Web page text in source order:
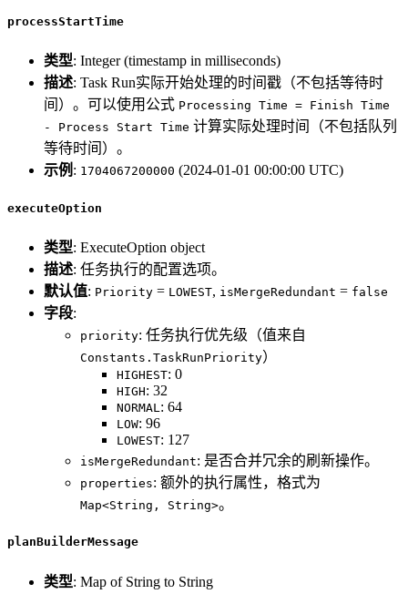
processStartTime
类型: Integer (timestamp in milliseconds)
描述: Task Run实际开始处理的时间戳（不包括等待时
间）。可以使用公式 Processing Time = Finish Time
- Process Start Time 计算实际处理时间（不包括队列
等待时间）。
示例 : 1704067200000 (2024-01-01 00:00:00 UTC)
executeOption
类型: ExecuteOption object
描述: 任务执行的配置选项。
默认值: Priority = LOWEST, isMergeRedundant = false
字段:
priority: 任务执行优先级（值来自
Constants.TaskRunPriority）
HIGHEST: 0
HIGH: 32
NORMAL : 64
LOW: 96
LOWEST: 127
isMergeRedundant: 是否合并冗余的刷新操作。
properties: 额外的执行属性，格式为
Map<String, String>。
planBuilderMessage
类型: Map of String to String